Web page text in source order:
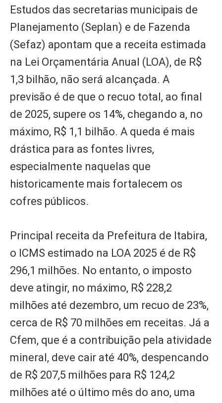
Estudos das secretarias municipais de
Planejamento (Seplan) e de Fazenda
(Sefaz) apontam que a receita estimada
na Lei Orçamentária Anual (LOA), de R$
1,3 bilhão, não será alcançada. A
previsão é de que o recuo total, ao final
de 2025, supere os 14%, chegando a, no
máximo, R$ 1,1 bilhão. A queda é mais
drástica para as fontes livres,
especialmente naquelas que
historicamente mais fortalecem os
cofres públicos.
Principal receita da Prefeitura de Itabira,
o ICMS estimado na LOA 2025 é de R$
296,1 milhões. No entanto, o imposto
deve atingir, no máximo, R$ 228,2
milhões até dezembro, um recuo de 23%,
cerca de R$ 70 milhões em receitas. Já a
Cfem, que é a contribuição pela atividade
mineral, deve cair até 40%, despencando
de R$ 207,5 milhões para R$ 124,2
milhões até o último mês do ano, uma